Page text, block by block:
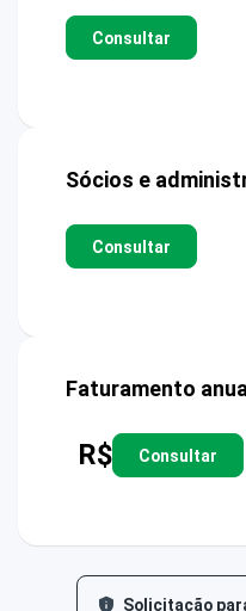
Consultar
Sócios e
Consultar
Faturamento anual
R$ Consultar
Solicitação